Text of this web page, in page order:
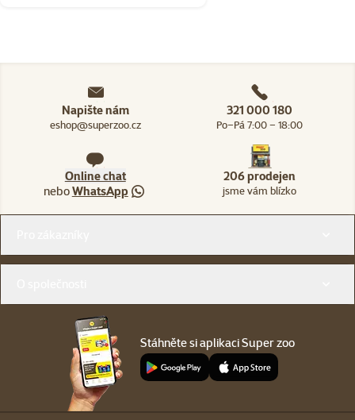
Napište nám
eshop@superzoo.cz
321 000 180
Po–Pá 7:00 – 18:00
Online chat
neboWhatsApp
206 prodejen
jsme vám blízko
Stáhněte si aplikaci Super zoo